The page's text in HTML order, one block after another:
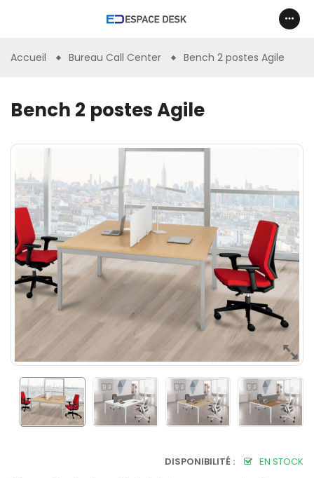
Accueil Bureau Call Center Bench 2 postes Agile
Bench 2 postes Agile
DISPONIBILITÉ : EN STOCK